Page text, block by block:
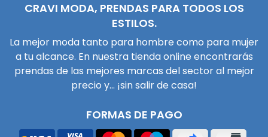
CRAVI MODA, PRENDAS PARA TODOS LOS
ESTILOS.
La mejor moda tanto para hombre como para mujer
a tu alcance. En nuestra tienda online encontrarás
prendas de las mejores marcas del sector al mejor
precio y... ¡sin salir de casa!
FORMAS DE PAGO